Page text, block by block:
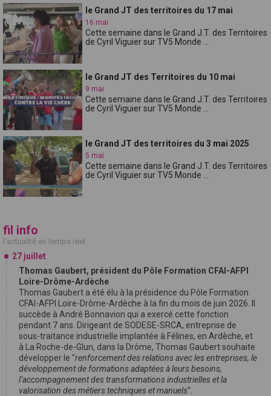
le Grand JT des territoires du 17 mai
16 mai
Cette semaine dans le Grand J.T. des Territoires
de Cyril Viguier sur TV5 Monde ...
le Grand JT des Territoires du 10 mai
9 mai
Cette semaine dans le Grand J.T. des Territoires
de Cyril Viguier sur TV5 Monde ...
le Grand JT des territoires du 3 mai 2025
5 mai
Cette semaine dans le Grand J.T. des Territoires
de Cyril Viguier sur TV5 Monde ...
fil info
l'actualité en temps réel
27 juillet
Thomas Gaubert, président du Pôle Formation CFAI-AFPI
Loire-Drôme-Ardèche
Thomas Gaubert a été élu à la présidence du Pôle Formation
CFAI-AFPI Loire-Drôme-Ardèche à la fin du mois de juin 2026. Il
succède à André Bonnavion qui a exercé cette fonction
pendant 7 ans. Dirigeant de SODESE-SRCA, entreprise de
sous-traitance industrielle implantée à Félines, en Ardèche, et
à La Roche-de-Glun, dans la Drôme, Thomas Gaubert souhaite
développer le "renforcement des relations avec les entreprises, le
développement de formations adaptées à leurs besoins,
l’accompagnement des transformations industrielles et la
valorisation des métiers techniques et manuels".